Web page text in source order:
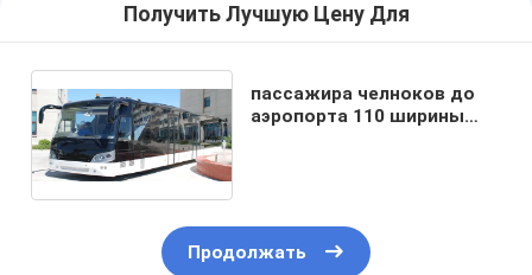
Получить Лучшую Цену Для
пассажира челноков до
аэропорта 110 ширины
Продолжать